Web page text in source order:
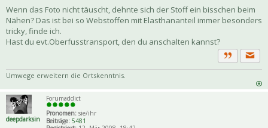
Wenn das Foto nicht täuscht, dehnte sich der Stoff ein bisschen beim
Nähen? Das ist bei so Webstoffen mit Elasthananteil immer besonders
tricky, finde ich.
Hast du evt.Oberfusstransport, den du anschalten kannst?
Zitat
Umwege erweitern die Ortskenntnis.
deepdarksin
Forumaddict
Pronomen: sie/ihr
Beiträge: 5481